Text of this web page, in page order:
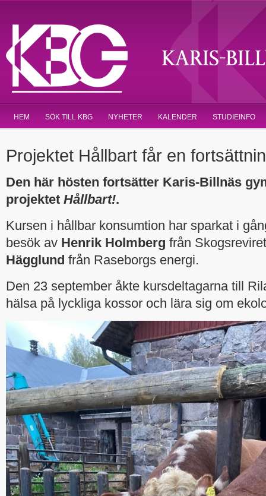
HEM SÖK TILL KBG NYHETER KALENDER STUDIEINFO
Projektet Hållbart får en
Den här hösten fortsätter Karis-Billnäs
projektet Hållbart!.
Kursen i hållbar konsumtion har sparkat i
besök av Henrik Holmberg från
Hägglund från Raseborgs energi.
Den 23 september åkte kursdeltagarna till
hälsa på lyckliga kossor och lära sig om